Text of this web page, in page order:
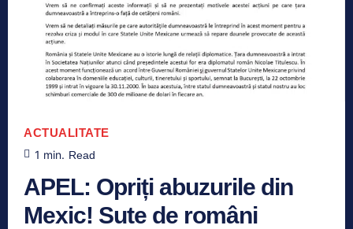
ACTUALITATE
1 min. Read
APEL: Opriți abuzurile din
Mexic! Sute de români